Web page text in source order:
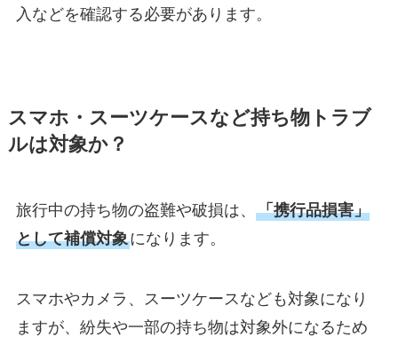
入などを確認する必要があります。
スマホ・スーツケースなど持ち物トラブ
ルは対象か？
旅行中の持ち物の盗難や破損は、 「携行品損害」
として補償対象になります。
スマホやカメラ、スーツケースなども対象になり
ますが、紛失や一部の持ち物は対象外になるため